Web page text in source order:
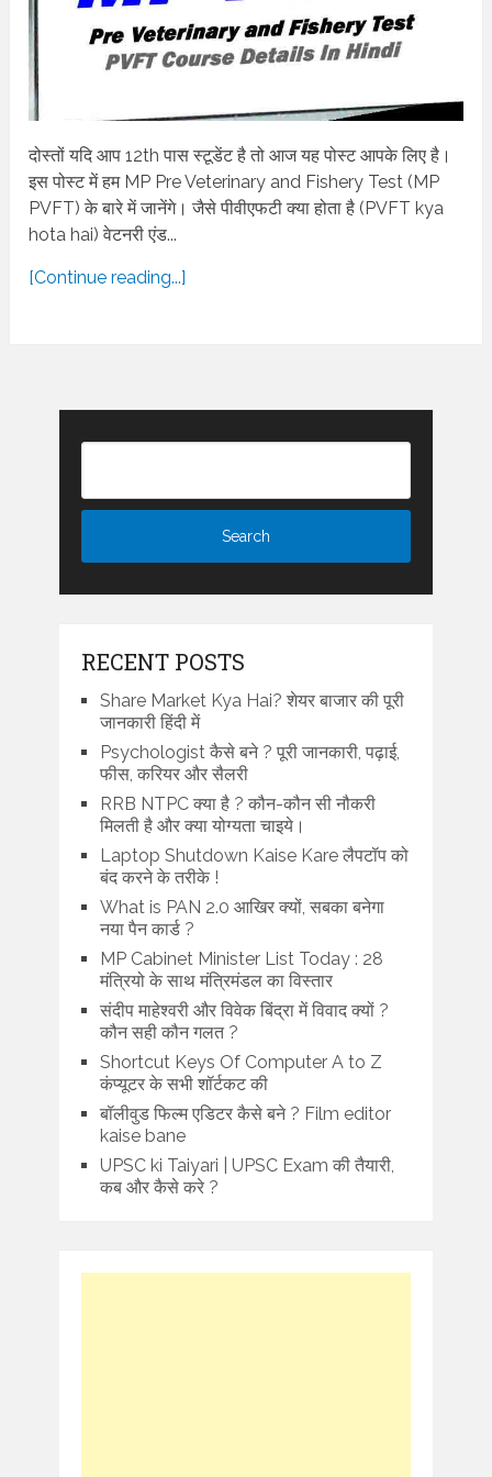
दोस्तों यदि आप 12th पास स्टूडेंट है तो आज यह पोस्ट आपके लिए है।
इस पोस्ट में हम MP Pre Veterinary and Fishery Test (MP
PVFT) के बारे में जानेंगे। जैसे पीवीएफटी क्या होता है (PVFT kya
hota hai) वेटनरी एंड...
[Continue reading...]
RECENT POSTS
Share Market Kya Hai? शेयर बाजार की पूरी
जानकारी हिंदी में
Psychologist कैसे बने ? पूरी जानकारी, पढ़ाई,
फीस, करियर और सैलरी
RRB NTPC क्या है ? कौन-कौन सी नौकरी
मिलती है और क्या योग्यता चाइये।
Laptop Shutdown Kaise Kare लैपटॉप को
बंद करने के तरीके !
What is PAN 2.0 आखिर क्यों, सबका बनेगा
नया पैन कार्ड ?
MP Cabinet Minister List Today : 28
मंत्रियो के साथ मंत्रिमंडल का विस्तार
संदीप माहेश्वरी और विवेक बिंद्रा में विवाद क्यों ?
कौन सही कौन गलत ?
Shortcut Keys Of Computer A to Z
कंप्यूटर के सभी शॉर्टकट की
बॉलीवुड फिल्म एडिटर कैसे बने ? Film editor
kaise bane
UPSC ki Taiyari | UPSC Exam की तैयारी,
कब और कैसे करे ?